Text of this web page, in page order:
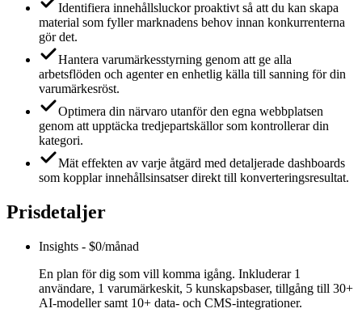
Identifiera innehållsluckor proaktivt så att du kan skapa
material som fyller marknadens behov innan konkurrenterna
gör det.
Hantera varumärkesstyrning genom att ge alla
arbetsflöden och agenter en enhetlig källa till sanning för din
varumärkesröst.
Optimera din närvaro utanför den egna webbplatsen
genom att upptäcka tredjepartskällor som kontrollerar din
kategori.
Mät effekten av varje åtgärd med detaljerade dashboards
som kopplar innehållsinsatser direkt till konverteringsresultat.
Prisdetaljer
Insights - $0/månad
En plan för dig som vill komma igång. Inkluderar 1
användare, 1 varumärkeskit, 5 kunskapsbaser, tillgång till 30+
AI-modeller samt 10+ data- och CMS-integrationer.